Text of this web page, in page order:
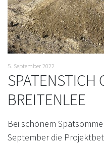
5. September 2022
SPATENSTICH
BREITENLEE
Bei schönem
September die